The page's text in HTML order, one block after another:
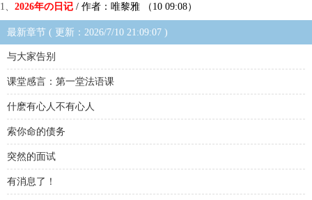
1、 2026年の日记 / 作者：唯黎雅 （10 09:08）
最新章节 ( 更新：2026/7/10 21:09:07 )
与大家告别
课堂感言：第一堂法语课
什麽有心人不有心人
索你命的债务
突然的面试
有消息了！